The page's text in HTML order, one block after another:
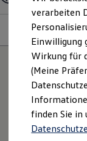
Modelle
Modelle
Auf-
Groß-
Modelle
18
NEU:
Ihnen
verarbeiten
Einwilligung
Wirkung für
(Meine
finden Sie in